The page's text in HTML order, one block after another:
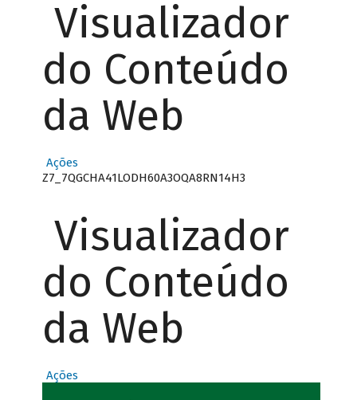
Visualizador
do Conteúdo
da Web
Ações
Z7_7QGCHA41LODH60A3OQA8RN14H3
Visualizador
do Conteúdo
da Web
Ações